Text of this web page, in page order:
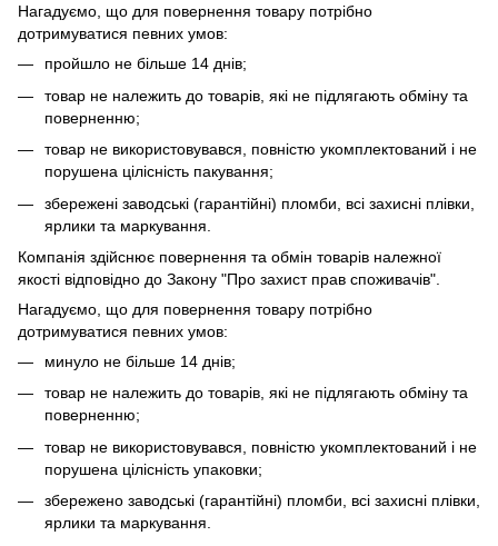
Нагадуємо, що для повернення товару потрібно
дотримуватися певних умов:
пройшло не більше 14 днів;
товар не належить до товарів, які не підлягають обміну та
поверненню;
товар не використовувався, повністю укомплектований і не
порушена цілісність пакування;
збережені заводські (гарантійні) пломби, всі захисні плівки,
ярлики та маркування.
Компанія здійснює повернення та обмін товарів належної
якості відповідно до Закону "Про захист прав споживачів".
Нагадуємо, що для повернення товару потрібно
дотримуватися певних умов:
минуло не більше 14 днів;
товар не належить до товарів, які не підлягають обміну та
поверненню;
товар не використовувався, повністю укомплектований і не
порушена цілісність упаковки;
збережено заводські (гарантійні) пломби, всі захисні плівки,
ярлики та маркування.